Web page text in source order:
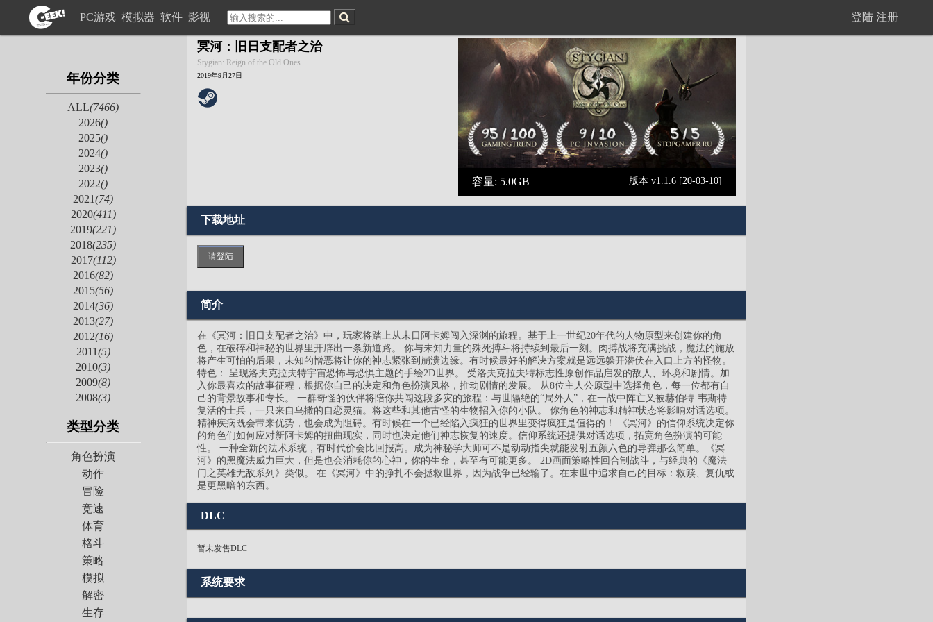
PC游戏 模拟器 软件 影视 登陆 注册
年份分类
ALL(7466)
2026()
2025()
2024()
2023()
2022()
2021(74)
2020(411)
2019(221)
2018(235)
2017(112)
2016(82)
2015(56)
2014(36)
2013(27)
2012(16)
2011(5)
2010(3)
2009(8)
2008(3)
类型分类
角色扮演
动作
冒险
竞速
体育
格斗
策略
模拟
解密
生存
冥河：旧日支配者之治
Stygian: Reign of the Old Ones
2019年9月27日
容量: 5.0GB 版本 v1.1.6 [20-03-10]
下载地址
请登陆
简介
在《冥河：旧日支配者之治》中，玩家将踏上从末日阿卡姆闯入深渊的旅程。基于上一世纪20年代的人物原型来创建你的角
色，在破碎和神秘的世界里开辟出一条新道路。 你与未知力量的殊死搏斗将持续到最后一刻。肉搏战将充满挑战，魔法的施放
将产生可怕的后果，未知的憎恶将让你的神志紧张到崩溃边缘。有时候最好的解决方案就是远远躲开潜伏在入口上方的怪物。
特色： 呈现洛夫克拉夫特宇宙恐怖与恐惧主题的手绘2D世界。 受洛夫克拉夫特标志性原创作品启发的敌人、环境和剧情。加
入你最喜欢的故事征程，根据你自己的决定和角色扮演风格，推动剧情的发展。 从8位主人公原型中选择角色，每一位都有自
己的背景故事和专长。 一群奇怪的伙伴将陪你共闯这段多灾的旅程：与世隔绝的“局外人”，在一战中阵亡又被赫伯特·韦斯特
复活的士兵，一只来自乌撒的自恋灵猫。将这些和其他古怪的生物招入你的小队。 你角色的神志和精神状态将影响对话选项。
精神疾病既会带来优势，也会成为阻碍。有时候在一个已经陷入疯狂的世界里变得疯狂是值得的！ 《冥河》的信仰系统决定你
的角色们如何应对新阿卡姆的扭曲现实，同时也决定他们神志恢复的速度。信仰系统还提供对话选项，拓宽角色扮演的可能
性。 一种全新的法术系统，有时代价会比回报高。成为神秘学大师可不是动动指尖就能发射五颜六色的导弹那么简单。《冥
河》的黑魔法威力巨大，但是也会消耗你的心神，你的生命，甚至有可能更多。 2D画面策略性回合制战斗，与经典的《魔法
门之英雄无敌系列》类似。 在《冥河》中的挣扎不会拯救世界，因为战争已经输了。在末世中追求自己的目标：救赎、复仇或
是更黑暗的东西。
DLC
暂未发售DLC
系统要求